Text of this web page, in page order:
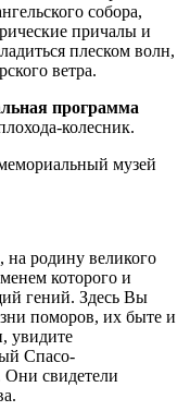
собора,
причалы и
плеском волн,
ветра.
программа
колесник.
музей
, на родину великого
которого и
гений. Здесь Вы
поморов, их быте и
увидите
Спасо-
Они свидетели